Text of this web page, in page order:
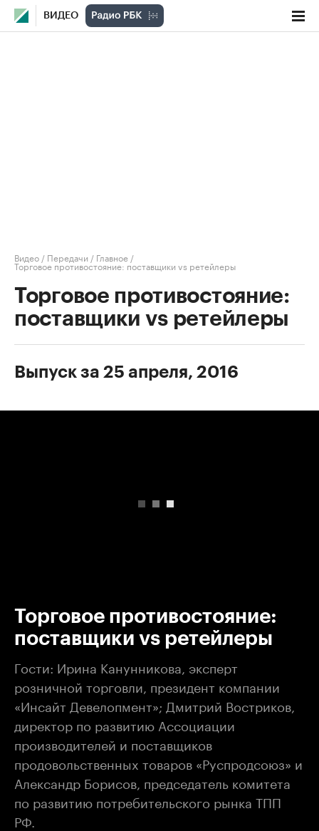
ВИДЕО
Видео / Передачи / Главное /
Торговое противостояние: поставщики vs ретейлеры
Торговое противостояние:
поставщики vs ретейлеры
Выпуск за 25 апреля, 2016
Торговое противостояние:
поставщики vs ретейлеры
Гости: Ирина Канунникова, эксперт
розничной торговли, президент компании
«Инсайт Девелопмент»; Дмитрий Востриков,
директор по развитию Ассоциации
производителей и поставщиков
продовольственных товаров «Руспродсоюз» и
Александр Борисов, председатель комитета
по развитию потребительского рынка ТПП
РФ.